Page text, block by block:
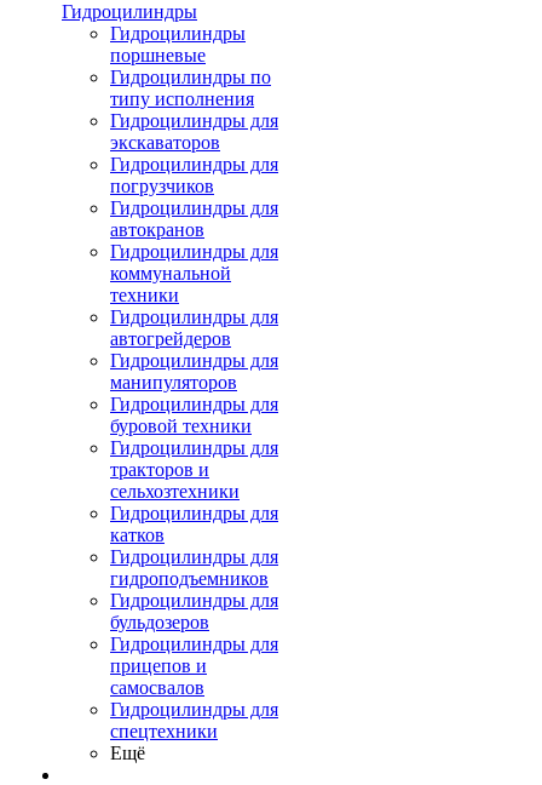
Гидроцилиндры
Гидроцилиндры
поршневые
Гидроцилиндры по
типу исполнения
Гидроцилиндры для
экскаваторов
Гидроцилиндры для
погрузчиков
Гидроцилиндры для
автокранов
Гидроцилиндры для
коммунальной
техники
Гидроцилиндры для
автогрейдеров
Гидроцилиндры для
манипуляторов
Гидроцилиндры для
буровой техники
Гидроцилиндры для
тракторов и
сельхозтехники
Гидроцилиндры для
катков
Гидроцилиндры для
гидроподъемников
Гидроцилиндры для
бульдозеров
Гидроцилиндры для
прицепов и
самосвалов
Гидроцилиндры для
спецтехники
Ещё